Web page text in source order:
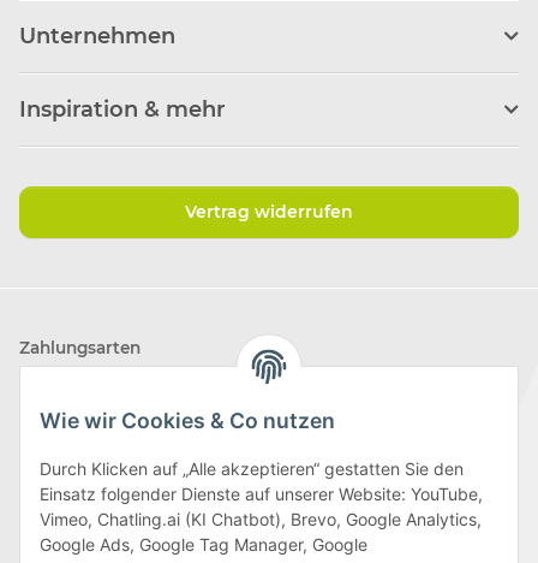
Wie wir Cookies & Co nutzen
Durch Klicken auf „Alle akzeptieren“ gestatten Sie den
Einsatz folgender Dienste auf unserer Website: YouTube,
Vimeo, Chatling.ai (KI Chatbot), Brevo, Google Analytics,
Google Ads, Google Tag Manager, Google
Unternehmen
Inspiration & mehr
Vertrag widerrufen
Zahlungsarten
Wir versenden mit